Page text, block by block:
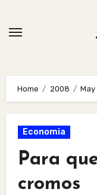
Home 2008 May
Economia
Para
cromos